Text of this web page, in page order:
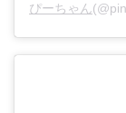
ぴーちゃん